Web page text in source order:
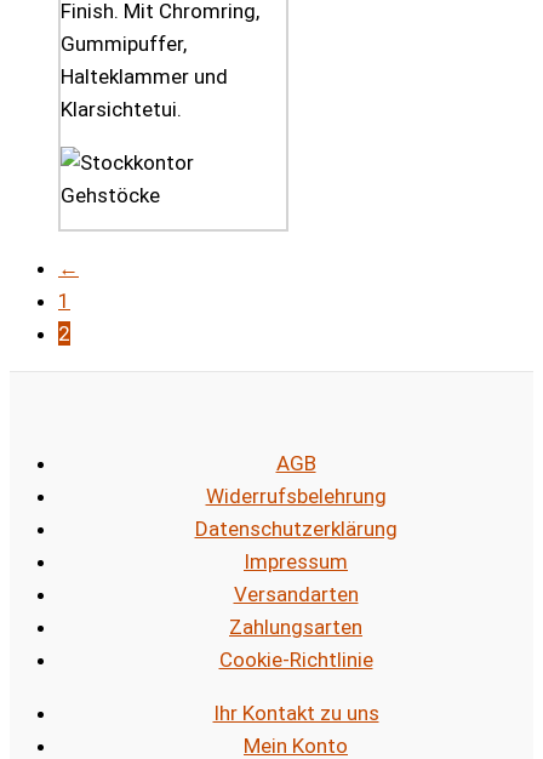
Finish. Mit Chromring,
Gummipuffer,
Halteklammer und
Klarsichtetui.
←
1
2
AGB
Widerrufsbelehrung
Datenschutzerklärung
Impressum
Versandarten
Zahlungsarten
Cookie-Richtlinie
Ihr Kontakt zu uns
Mein Konto